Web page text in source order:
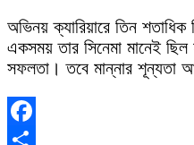
অভিনয় ক্যারিয়ারে তিন
একসময় তার সিনেমা মানেই ছিল
সফলতা। তবে মান্নার শূন্যতা
Facebook